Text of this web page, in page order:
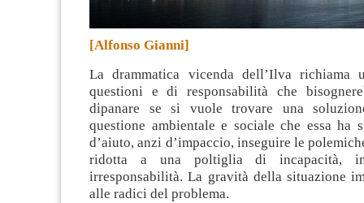
[Alfonso Gianni]
La drammatica vicenda dell’Ilva
questioni e di responsabilità che
dipanare se si vuole trovare una
questione ambientale e sociale che essa ha
d’aiuto, anzi d’impaccio, inseguire le
ridotta a una poltiglia di incapacità,
irresponsabilità. La gravità della situazione
alle radici del problema.